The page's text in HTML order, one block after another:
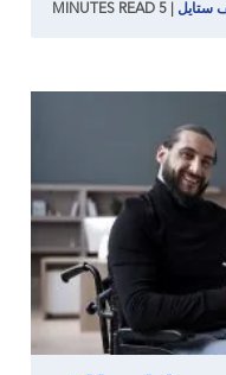
ستايل 5
MINUTES READ